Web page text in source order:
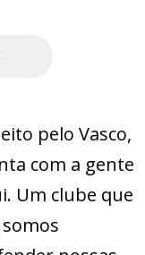
pelo Vasco,
com a gente
Um clube que